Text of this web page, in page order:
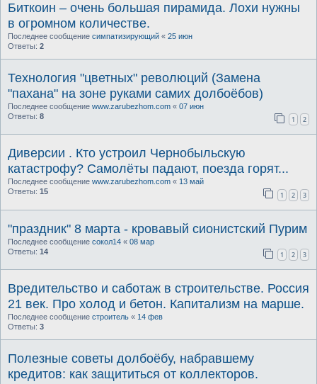
Биткоин – очень большая пирамида. Лохи нужны
в огромном количестве.
Последнее сообщение симпатизирующий « 25 июн
Ответы: 2
Технология "цветных" революций (Замена
"пахана" на зоне руками самих долбоёбов)
Последнее сообщение www.zarubezhom.com « 07 июн
Ответы: 8 1 2
Диверсии . Кто устроил Чернобыльскую
катастрофу? Самолёты падают, поезда горят...
Последнее сообщение www.zarubezhom.com « 13 май
Ответы: 15 1 2 3
"праздник" 8 марта - кровавый сионистский Пурим
Последнее сообщение сокол14 « 08 мар
Ответы: 14 1 2 3
Вредительство и саботаж в строительстве. Россия
21 век. Про холод и бетон. Капитализм на марше.
Последнее сообщение строитель « 14 фев
Ответы: 3
Полезные советы долбоёбу, набравшему
кредитов: как защититься от коллекторов.